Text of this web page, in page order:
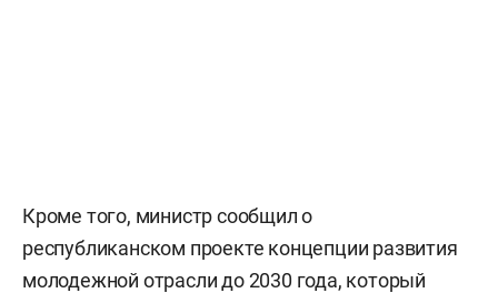
Кроме того, министр сообщил о
республиканском проекте концепции развития
молодежной отрасли до 2030 года, который